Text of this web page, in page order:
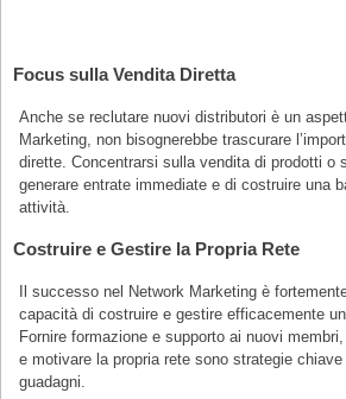
Focus sulla Vendita Diretta
Anche se reclutare nuovi distributori è un
Marketing, non bisognerebbe trascurare
dirette. Concentrarsi sulla vendita di prodotti o
generare entrate immediate e di costruire una
attività.
Costruire e Gestire la Propria Rete
Il successo nel Network Marketing è
capacità di costruire e gestire efficacemente
Fornire formazione e supporto ai nuovi
e motivare la propria rete sono strategie
guadagni.